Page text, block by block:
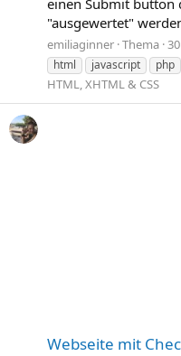
einen Submit button
"ausgewertet"
emiliaginner Thema
html
javascript php
HTML, XHTML & CSS
Webseite mit